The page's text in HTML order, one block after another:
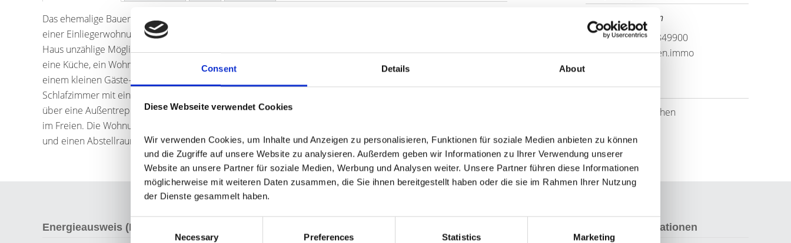
Consent Details About
Diese Webseite verwendet Cookies
Wir verwenden Cookies, um Inhalte und Anzeigen zu personalisieren, Funktionen für soziale Medien anbieten zu können
und die Zugriffe auf unsere Website zu analysieren. Außerdem geben wir Informationen zu Ihrer Verwendung unserer
Website an unsere Partner für soziale Medien, Werbung und Analysen weiter. Unsere Partner führen diese Informationen
möglicherweise mit weiteren Daten zusammen, die Sie ihnen bereitgestellt haben oder die sie im Rahmen Ihrer Nutzung
der Dienste gesammelt haben.
Consent
Necessary Preferences Statistics Marketing
Das ehemalige Bauernhaus wurde ca. 1910 gebaut und durch den Ausbau des Dachgeschosses (1990) mit
einer Einliegerwohnung erweitert. Neben den vorhandenen Scheunen und einem Gewölbekeller, bietet das
Haus unzählige Möglichkeiten zur Aufwertung und Neugestaltung der Gebäuden. Im Haupthaus stehen Ihnen
eine Küche, ein Wohnzimmer, eine Waschküche, ein Heizungsraum, sowie ein tiefer gelegener Lagerraum mit
einem kleinen Gäste-WC und einem Zugang zur Garage bereit. Das Obergeschoss bietet Ihnen insgesamt vier
Schlafzimmer mit einem Ankleidezimmer und ein Badezimmer. Die Einliegerwohnung im Dachgeschoss ist
über eine Außentreppe erreichbar. Eine kleine Terrasse vor der Eingangstür ermöglicht einen privaten Bereich
im Freien. Die Wohnung beinhaltet zwei Schlafzimmer, eine Küche, ein Badezimmer, ein großes Wohnzimmer
und einen Abstellraum.
Herr Frank Janssen
Telefon: 06591-9849900
frank@frankjanssen.immo
Links
Website besuchen
Energieausweis (Bedarfsausweis) Weitere Informationen